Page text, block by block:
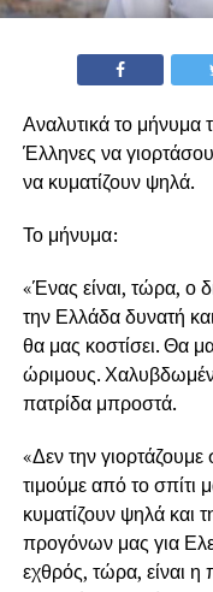
Αναλυτικά το
Έλληνες να
να κυματίζουν ψηλά.
Το μήνυμα:
«Ένας είναι, τώρα, ο
την Ελλάδα δυνατή
θα μας κοστίσει. Θα
ώριμους.
πατρίδα μπροστά.
«Δεν την
τιμούμε από το σπίτι
κυματίζουν ψηλά
προγόνων μας για
εχθρός, τώρα, είναι η